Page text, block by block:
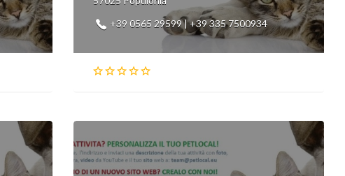
+39 0565 29599 | +39 335 7500934